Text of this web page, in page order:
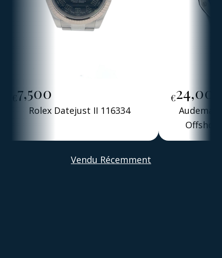
€7,500
Rolex Datejust II 116334
€
Vendu Récemment